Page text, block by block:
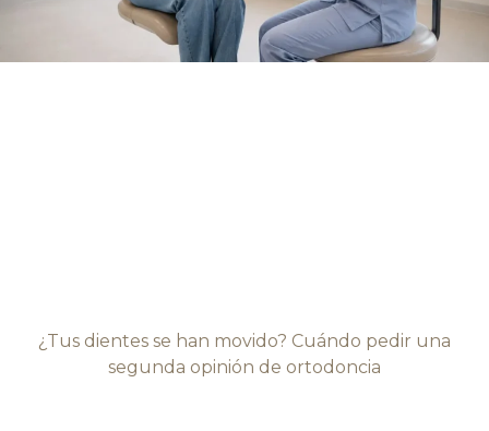
¿Tus dientes se han movido? Cuándo pedir una
segunda opinión de ortodoncia